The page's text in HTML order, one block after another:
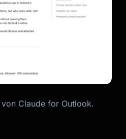
Claude for Outlook.